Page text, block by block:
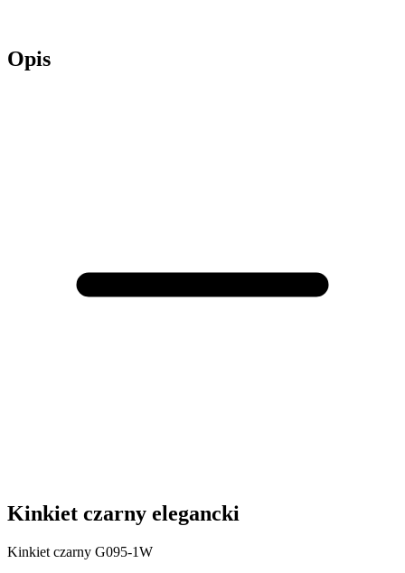
Minimalistyczny
Opis
Kinkiet czarny elegancki
Kinkiet czarny G095-1W